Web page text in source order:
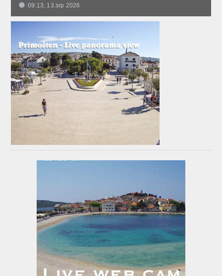
09:13, 13.srp 2026